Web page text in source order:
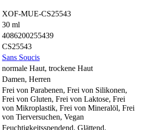
XOF-MUE-CS25543
30 ml
4086200255439
CS25543
Sans Soucis
normale Haut, trockene Haut
Damen, Herren
Frei von Parabenen, Frei von Silikonen,
Frei von Gluten, Frei von Laktose, Frei
von Mikroplastik, Frei von Mineralöl, Frei
von Tierversuchen, Vegan
Feuchtigkeitsspendend, Glättend,